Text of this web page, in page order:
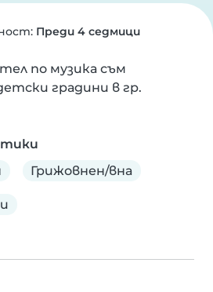
Преди 4 седмици
по музика съм
градини в гр.
Грижовнен/вна